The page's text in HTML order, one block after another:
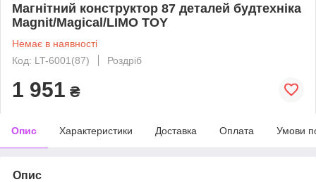
Магнітний конструктор 87 деталей будтехніка
Magnit/Magical/LIMO TOY
Немає в наявності
Код: LT-6001(87)
Роздріб
1 951 ₴
Опис Характеристики Доставка Оплата Умови
Опис